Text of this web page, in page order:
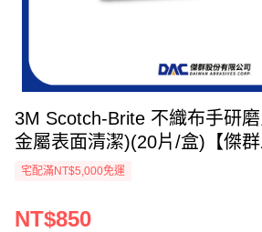
3M Scotch-Brite 不織布手研
金屬表面清潔)(20片/盒)【傑群
宅配滿NT$5,000免運
NT$850